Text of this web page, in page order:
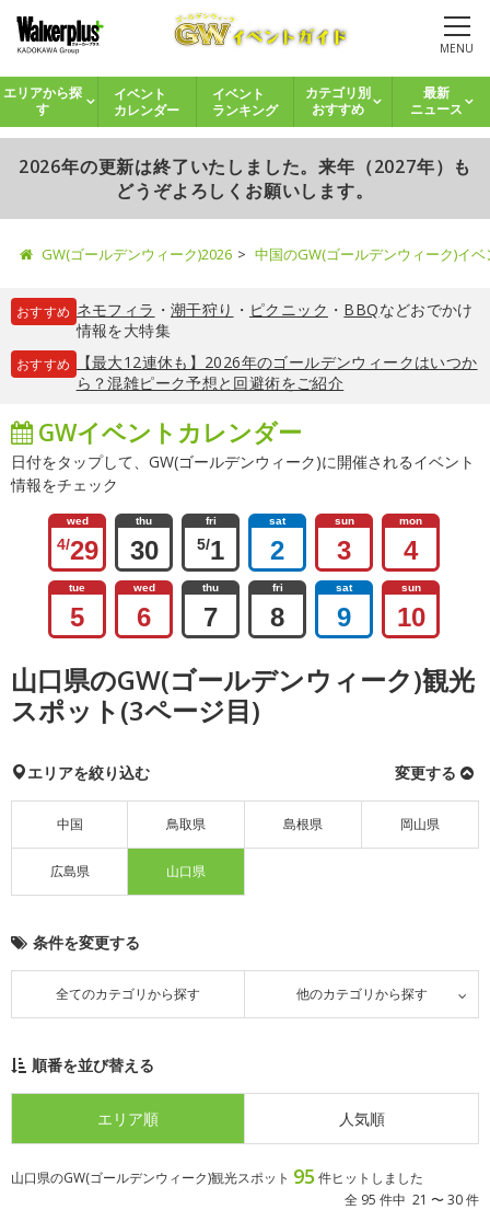
MENU
エリアから探
す
イベント
カレンダー
イベント
ランキング
カテゴリ別
おすすめ
最新
ニュース
2026年の更新は終了いたしました。来年（2027年）も
どうぞよろしくお願いします。
GW(ゴールデンウィーク)2026 中国のGW(ゴールデンウィーク)イ
おすすめ ネモフィラ ・ 潮干狩り ・ ピクニック ・ BBQなどおでかけ
情報を大特集
おすすめ
【最大12連休も】2026年のゴールデンウィークはいつか
ら？混雑ピーク予想と回避術をご紹介
GWイベントカレンダー
日付をタップして、GW(ゴールデンウィーク)に開催されるイベント
情報をチェック
wed
4/29
thu
30
fri
5/1
sat
2
sun
3
mon
4
tue
5
wed
6
thu
7
fri
8
sat
9
sun
10
山口県のGW(ゴールデンウィーク)観光
スポット(3ページ目)
エリアを絞り込む 変更する
中国 鳥取県 島根県 岡山県
広島県 山口県
条件を変更する
全てのカテゴリから探す 他のカテゴリから探す
順番を並び替える
エリア順 人気順
山口県のGW(ゴールデンウィーク)観光スポット 95 件ヒットしました
全 95 件中 21 〜 30 件